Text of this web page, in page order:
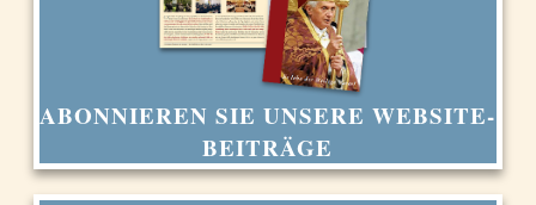
ABONNIEREN SIE UNSERE WEBSITE-
BEITRÄGE